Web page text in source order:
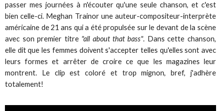
passer mes journées à n'écouter qu'une seule chanson, et c'est
bien celle-ci. Meghan Trainor une auteur-compositeur-interprète
américaine de 21 ans qui a été propulsée sur le devant de la scène
avec son premier titre "all about that bass". Dans cette chanson,
elle dit que les femmes doivent s'accepter telles qu'elles sont avec
leurs formes et arrêter de croire ce que les magazines leur
montrent. Le clip est coloré et trop mignon, bref, j'adhère
totalement!